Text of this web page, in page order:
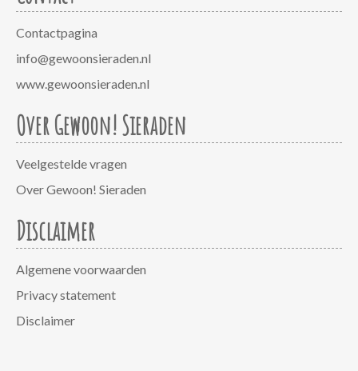
Contactpagina
info@gewoonsieraden.nl
www.gewoonsieraden.nl
Over Gewoon! Sieraden
Veelgestelde vragen
Over Gewoon! Sieraden
Disclaimer
Algemene voorwaarden
Privacy statement
Disclaimer